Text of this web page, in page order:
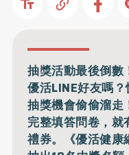
抽獎活動最後倒
優活LINE好友嗎
抽獎機會偷偷溜
完整填答問卷，
禮券。《優活健康